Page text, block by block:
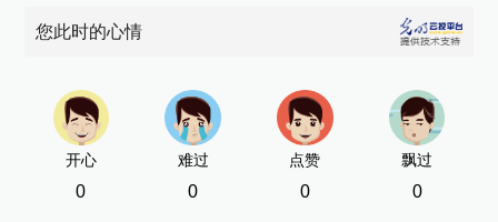
您此时的心情
开心
0
难过
0
点赞
0
飘过
0